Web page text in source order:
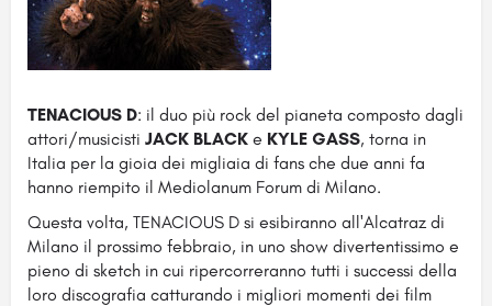
TENACIOUS D: il duo più rock del pianeta composto dagli
attori/musicisti JACK BLACK e KYLE GASS, torna in
Italia per la gioia dei migliaia di fans che due anni fa
hanno riempito il Mediolanum Forum di Milano.
Questa volta, TENACIOUS D si esibiranno all'Alcatraz di
Milano il prossimo febbraio, in uno show divertentissimo e
pieno di sketch in cui ripercorreranno tutti i successi della
loro discografia catturando i migliori momenti dei film